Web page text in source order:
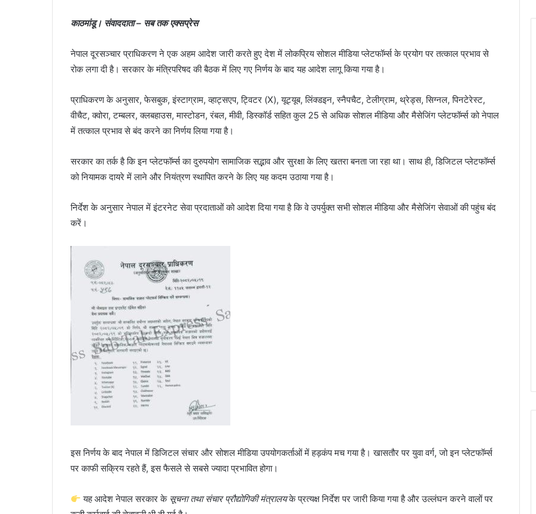
काठमांडू। संवाददाता – सब तक एक्सप्रेस
नेपाल दूरसञ्चार प्राधिकरण ने एक अहम आदेश जारी करते हुए देश में लोकप्रिय सोशल मीडिया प्लेटफॉर्म्स के प्रयोग पर तत्काल प्रभाव से
रोक लगा दी है। सरकार के मंत्रिपरिषद की बैठक में लिए गए निर्णय के बाद यह आदेश लागू किया गया है।
प्राधिकरण के अनुसार, फेसबुक, इंस्टाग्राम, व्हाट्सएप, ट्विटर (X), यूट्यूब, लिंक्डइन, स्नैपचैट, टेलीग्राम, थ्रेड्स, सिग्नल, पिनटेरेस्ट,
वीचैट, क्वोरा, टम्बलर, क्लबहाउस, मास्टोडन, रंबल, मीवी, डिस्कॉर्ड सहित कुल 25 से अधिक सोशल मीडिया और मैसेजिंग प्लेटफॉर्म्स को नेपाल
में तत्काल प्रभाव से बंद करने का निर्णय लिया गया है।
सरकार का तर्क है कि इन प्लेटफॉर्म्स का दुरुपयोग सामाजिक सद्भाव और सुरक्षा के लिए खतरा बनता जा रहा था। साथ ही, डिजिटल प्लेटफॉर्म्स
को नियामक दायरे में लाने और नियंत्रण स्थापित करने के लिए यह कदम उठाया गया है।
निर्देश के अनुसार नेपाल में इंटरनेट सेवा प्रदाताओं को आदेश दिया गया है कि वे उपर्युक्त सभी सोशल मीडिया और मैसेजिंग सेवाओं की पहुंच बंद
करें।
इस निर्णय के बाद नेपाल में डिजिटल संचार और सोशल मीडिया उपयोगकर्ताओं में हड़कंप मच गया है। खासतौर पर युवा वर्ग, जो इन प्लेटफॉर्म्स
पर काफी सक्रिय रहते हैं, इस फैसले से सबसे ज्यादा प्रभावित होगा।
यह आदेश नेपाल सरकार के सूचना तथा संचार प्रौद्योगिकी मंत्रालयके प्रत्यक्ष निर्देश पर जारी किया गया है और उल्लंघन करने वालों पर
कोशिश
की